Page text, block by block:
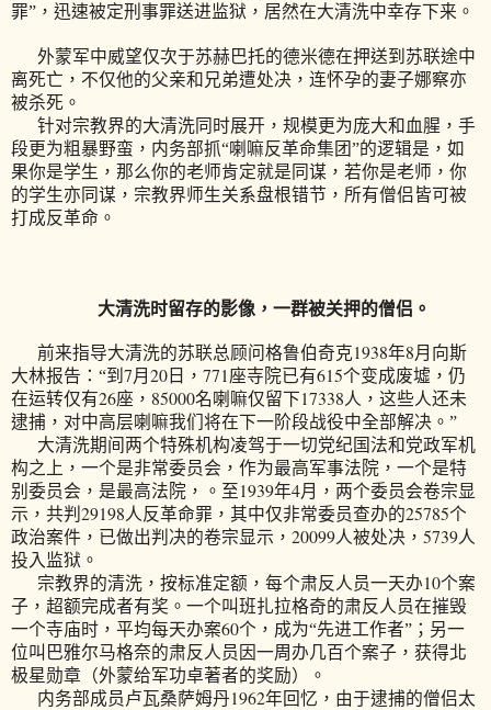
罪”，迅速被定刑事罪送进监狱，居然在大清洗中幸存下来。
外蒙军中威望仅次于苏赫巴托的德米德在押送到苏联途中
离死亡，不仅他的父亲和兄弟遭处决，连怀孕的妻子娜察亦
被杀死。
针对宗教界的大清洗同时展开，规模更为庞大和血腥，手
段更为粗暴野蛮，内务部抓“喇嘛反革命集团”的逻辑是，如
果你是学生，那么你的老师肯定就是同谋，若你是老师，你
的学生亦同谋，宗教界师生关系盘根错节，所有僧侣皆可被
打成反革命。
大清洗时留存的影像，一群被关押的僧侣。
前来指导大清洗的苏联总顾问格鲁伯奇克1938年8月向斯
大林报告：“到 7月 20 日 ， 771 座寺院已有615个变成废墟，仍
在运转仅有26座， 85000名喇嘛仅留下17338人，这些人还未
逮捕，对中高层喇嘛我们将在下一阶段战役中全部解决。”
大清洗期间两个特殊机构凌驾于一切党纪国法和党政军机
构之上，一个是非常委员会，作为最高军事法院，一个是特
别委员会，是最高法院，。至1939年4月，两个委员会卷宗显
示，共判 29198人反革命罪，其中仅非常委员查办的25785个
政治案件，已做出判决的卷宗显示， 20099人被处决， 5739人
投入监狱。
宗教界的清洗，按标准定额，每个肃反人员一天办10个案
子，超额完成者有奖。一个叫班扎拉格奇的肃反人员在摧毁
一个寺庙时，平均每天办案60个，成为“先进工作者”；另一
位叫巴雅尔马格奈的肃反人员因一周办几百个案子，获得北
极星勋章（外蒙给军功卓著者的奖励）。
内务部成员卢瓦桑萨姆丹1962年回忆，由于逮捕的僧侣太